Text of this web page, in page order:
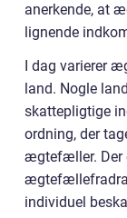
anerkende, at
lignende
I dag varierer
land. Nogle
skattepligtige
ordning, der
ægtefæller. Der
individuel